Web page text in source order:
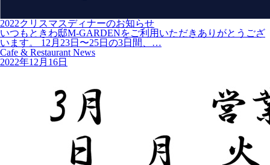
2022クリスマスディナーのお知らせ
いつもときわ邸M-GARDENをご利用いただきありがとうござ
います。 12月23日〜25日の3日間、…
Cafe & Restaurant News
2022年12月16日